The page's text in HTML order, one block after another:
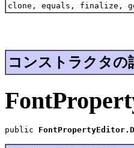
clone, equals, finalize,
コンストラクタの
public